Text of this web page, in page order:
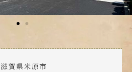
滋賀県米原市